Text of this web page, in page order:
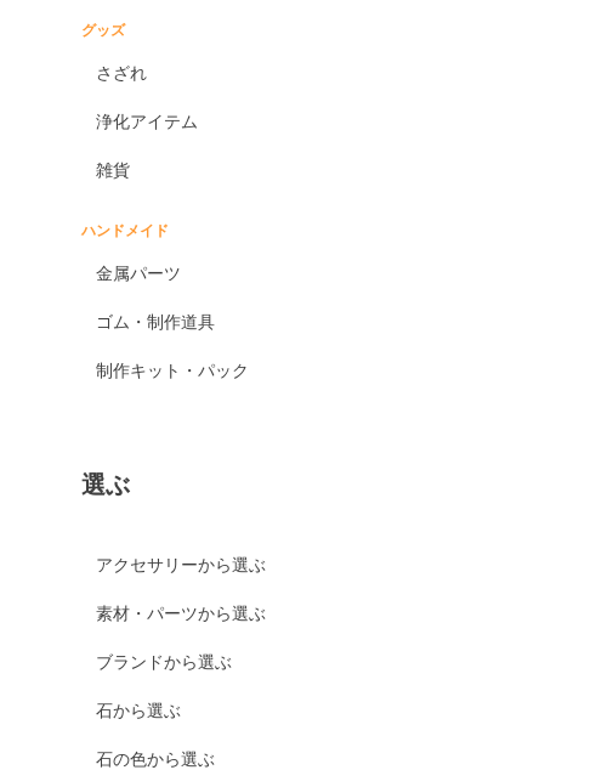
グッズ
さざれ
浄化アイテム
雑貨
ハンドメイド
金属パーツ
ゴム・制作道具
制作キット・パック
選ぶ
アクセサリーから選ぶ
素材・パーツから選ぶ
ブランドから選ぶ
石から選ぶ
石の色から選ぶ